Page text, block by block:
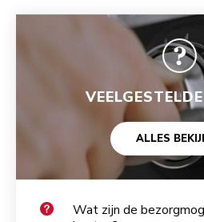
ALLES
Wat zijn de